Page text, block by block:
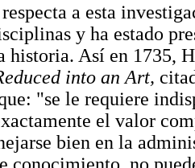
a esta
y ha estado
historia. Así en 1735,
into an Art,
"se le requiere
el valor
bien en la
conocimiento, no